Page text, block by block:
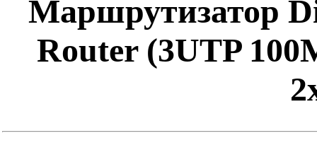
Маршрутизатор
Router (3UTP